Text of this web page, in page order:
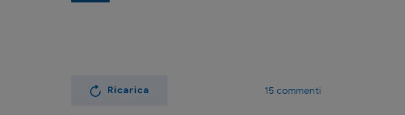
Ricarica 15 commenti